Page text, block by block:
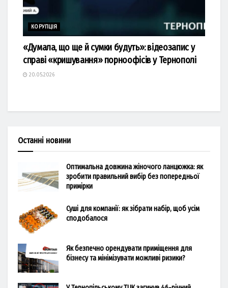
КОРУПЦІЯ
«Думала, що ще й сумки будуть»: відеозапис у
справі «кришування» порноофісів у Тернополі
20.05.2026
Останні новини
Оптимальна довжина жіночого ланцюжка: як
зробити правильний вибір без попередньої
примірки
Суші для компанії: як зібрати набір, щоб усім
сподобалося
Як безпечно орендувати приміщення для
бізнесу та мінімізувати можливі ризики?